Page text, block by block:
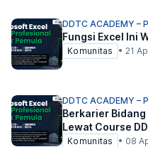
DDTC ACADEMY –
Fungsi Excel Ini
Komunitas • 21
DDTC ACADEMY –
Berkarier Bidang
Lewat Course
Komunitas • 08